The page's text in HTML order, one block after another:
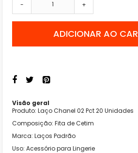
- +
ADICIONAR AO
Visão geral
Produto: Laço Chanel 02 Pct 20 Unidades
Composição: Fita de Cetim
Marca: Laços Padrão
Uso: Acessório para Lingerie